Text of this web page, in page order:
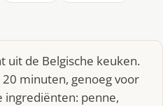
uit de Belgische keuken.
minuten, genoeg voor
ingrediënten: penne,